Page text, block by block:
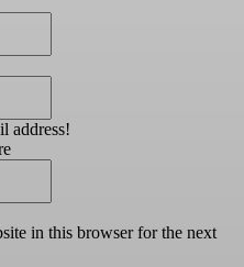
address!
in this browser for the next